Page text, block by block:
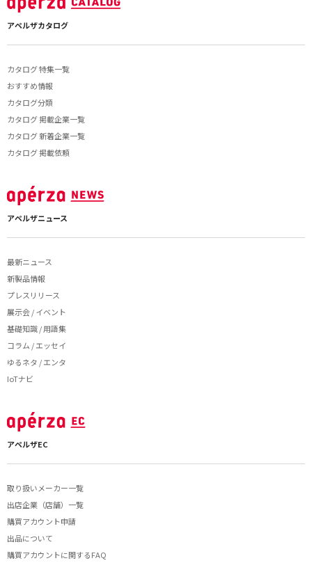
アペルザカタログ
カタログ 特集一覧
おすすめ情報
カタログ分類
カタログ 掲載企業一覧
カタログ 新着企業一覧
カタログ 掲載依頼
アペルザニュース
最新ニュース
新製品情報
プレスリリース
展示会 / イベント
基礎知識 / 用語集
コラム / エッセイ
ゆるネタ / エンタ
IoTナビ
アペルザEC
取り扱いメーカー一覧
出店企業（店舗）一覧
購買アカウント申請
出品について
購買アカウントに関するFAQ